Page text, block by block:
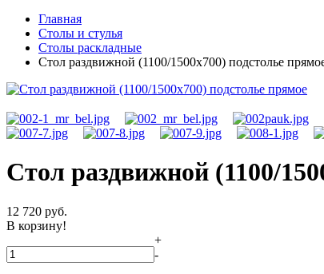
Главная
Столы и стулья
Столы раскладные
Стол раздвижной (1100/1500х700) подстолье
Стол раздвижной (1100/
12 720 руб.
В корзину!
+
-